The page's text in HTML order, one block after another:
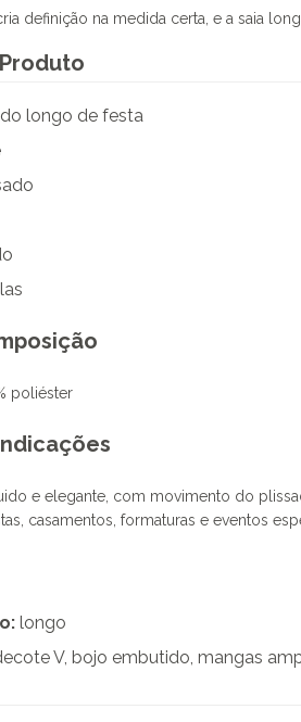
definição na medida certa, e a saia
longo de festa
poliéster
e elegante, com movimento do
casamentos, formaturas e eventos
longo
V, bojo embutido, mangas